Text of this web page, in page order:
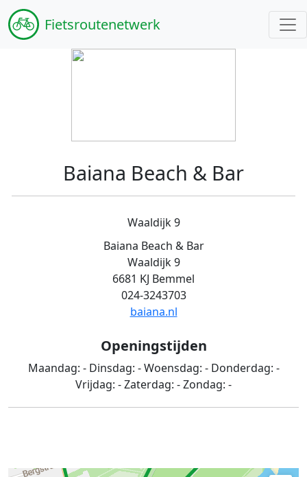
Fietsroutenetwerk
Baiana Beach & Bar
Waaldijk 9
Baiana Beach & Bar
Waaldijk 9
6681 KJ Bemmel
024-3243703
baiana.nl
Openingstijden
Maandag: - Dinsdag: -Woensdag: - Donderdag: -
Vrijdag: -Zaterdag: -Zondag: -